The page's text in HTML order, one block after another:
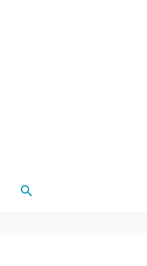
Rechercher